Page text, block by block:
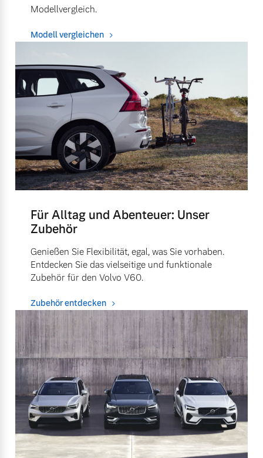
Modellvergleich.
Modell vergleichen
Für Alltag und Abenteuer: Unser
Zubehör
Genießen Sie Flexibilität, egal, was Sie vorhaben.
Entdecken Sie das vielseitige und funktionale
Zubehör für den Volvo V60.
Zubehör entdecken